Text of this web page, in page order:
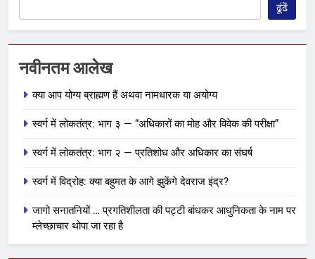
ढूंढें
नवीनतम आलेख
क्या आप योग्य ब्राह्मण हैं अथवा नामधारक या अयोग्य
स्वर्ग में लोकतंत्र: भाग ३ — “अधिकारों का मोह और विवेक की परीक्षा”
स्वर्ग में लोकतंत्र: भाग २ — प्रतिशोध और अधिकार का संघर्ष
स्वर्ग में विद्रोह: क्या बहुमत के आगे झुकेंगे देवराज इंद्र?
जागो सनातनियों … प्रगतिशीलता की पट्टी बांधकर आधुनिकता के नाम पर
म्लेच्छाचार थोपा जा रहा है